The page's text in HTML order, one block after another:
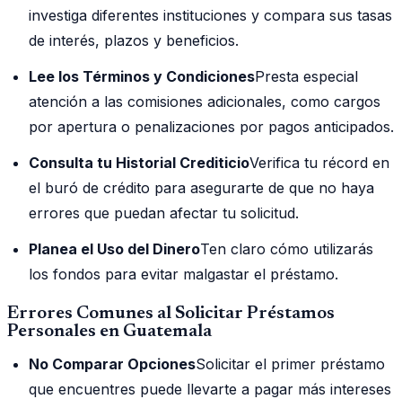
investiga diferentes instituciones y compara sus tasas
de interés, plazos y beneficios.
Lee los Términos y CondicionesPresta especial
atención a las comisiones adicionales, como cargos
por apertura o penalizaciones por pagos anticipados.
Consulta tu Historial CrediticioVerifica tu récord en
el buró de crédito para asegurarte de que no haya
errores que puedan afectar tu solicitud.
Planea el Uso del DineroTen claro cómo utilizarás
los fondos para evitar malgastar el préstamo.
Errores Comunes al Solicitar Préstamos
Personales en Guatemala
No Comparar OpcionesSolicitar el primer préstamo
que encuentres puede llevarte a pagar más intereses